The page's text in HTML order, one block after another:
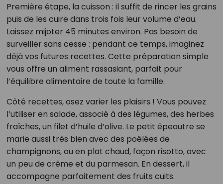
Première étape, la cuisson : il suffit de rincer les grains
puis de les cuire dans trois fois leur volume d’eau.
Laissez mijoter 45 minutes environ. Pas besoin de
surveiller sans cesse : pendant ce temps, imaginez
déjà vos futures recettes. Cette préparation simple
vous offre un aliment rassasiant, parfait pour
l’équilibre alimentaire de toute la famille.
Côté recettes, osez varier les plaisirs ! Vous pouvez
l’utiliser en salade, associé à des légumes, des herbes
fraîches, un filet d’huile d’olive. Le petit épeautre se
marie aussi très bien avec des poêlées de
champignons, ou en plat chaud, façon risotto, avec
un peu de crème et du parmesan. En dessert, il
accompagne parfaitement des fruits cuits.